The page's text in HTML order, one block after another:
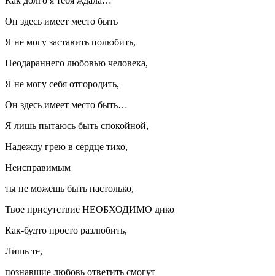
Он здесь имеет место быть
Я не могу заставить полюбить,
Неодараннего любовью человека,
Я не могу себя отгородить,
Он здесь имеет место быть…
Я лишь пытаюсь быть спокойной,
Надежду грею в сердце тихо,
Неисправимым
ты не можешь быть настолько,
Твое присутствие НЕОБХОДИМО дико
Как-будто просто разлюбить,
Лишь те,
познавшие любовь ответить смогут